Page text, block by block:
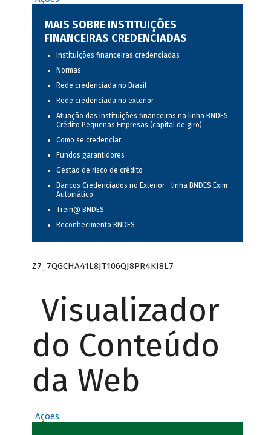
MAIS SOBRE INSTITUIÇÕES
FINANCEIRAS CREDENCIADAS
Instituições financeiras credenciadas
Normas
Rede credenciada no Brasil
Rede credenciada no exterior
Atuação das instituições financeiras na linha BNDES
Crédito Pequenas Empresas (capital de giro)
Como se credenciar
Fundos garantidores
Gestão de risco de crédito
Bancos Credenciados no Exterior - linha BNDES Exim
Automático
Trein@ BNDES
Reconhecimento BNDES
Z7_7QGCHA41L8JT106QJ8PR4KI8L7
Visualizador
do Conteúdo
da Web
Ações